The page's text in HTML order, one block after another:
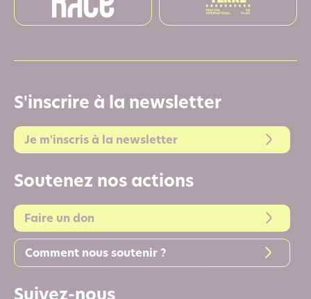
S'inscrire à la newsletter
Je m'inscris à la newsletter
Soutenez nos actions
Faire un don
Comment nous soutenir ?